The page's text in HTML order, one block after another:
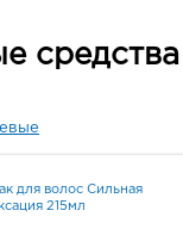
средства
для волос Сильная
215мл